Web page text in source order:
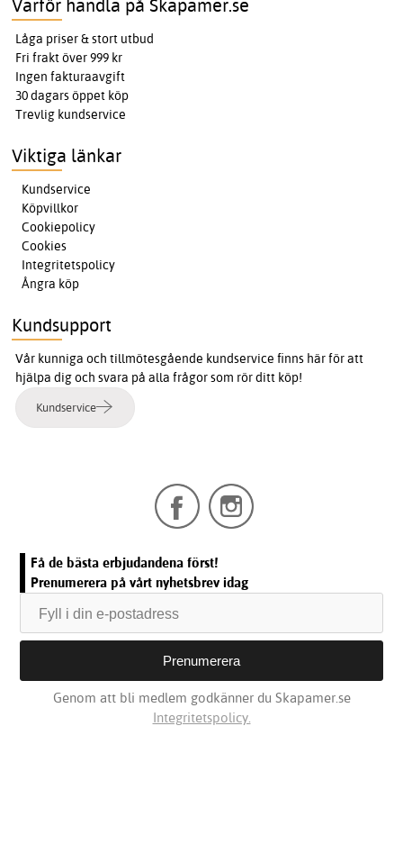
Varför handla på Skapamer.se
Låga priser & stort utbud
Fri frakt över 999 kr
Ingen fakturaavgift
30 dagars öppet köp
Trevlig kundservice
Viktiga länkar
Kundservice
Köpvillkor
Cookiepolicy
Cookies
Integritetspolicy
Ångra köp
Kundsupport
Vår kunniga och tillmötesgående kundservice finns här för att
hjälpa dig och svara på alla frågor som rör ditt köp!
Kundservice
Få de bästa erbjudandena först!
Prenumerera på vårt nyhetsbrev idag
Genom att bli medlem godkänner du Skapamer.se
Integritetspolicy.